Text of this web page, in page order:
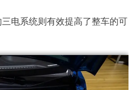
电系统则有效提高了整车的可